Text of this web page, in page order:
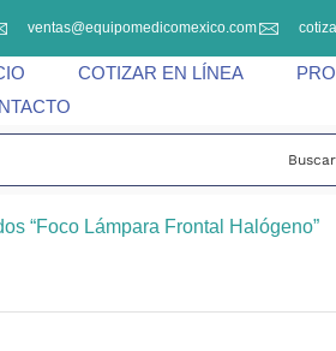
ventas@equipomedicomexico.com
COTIZAR EN LÍNEA
Buscar
“foco Lámpara Frontal Halógeno”